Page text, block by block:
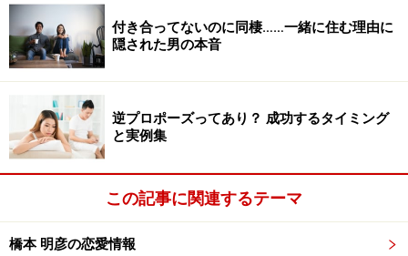
付き合ってないのに同棲……一緒に住む理由に
隠された男の本音
逆プロポーズってあり？ 成功するタイミング
と実例集
この記事に関連するテーマ
橋本 明彦の恋愛情報